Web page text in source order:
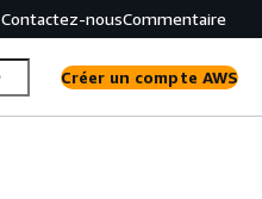
Contactez-nousCommentaire
Créer un compte AWS